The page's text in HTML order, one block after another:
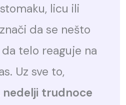
licu ili
da se nešto
da telo reaguje na
Uz sve to,
trudnoce